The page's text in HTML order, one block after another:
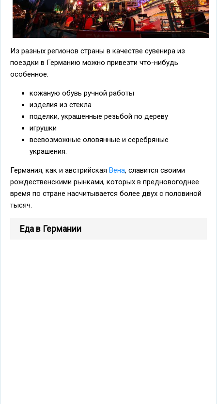
Из разных регионов страны в качестве сувенира из
поездки в Германию можно привезти что-нибудь
особенное:
кожаную обувь ручной работы
изделия из стекла
поделки, украшенные резьбой по дереву
игрушки
всевозможные оловянные и серебряные
украшения.
Германия, как и австрийская Вена, славится своими
рождественскими рынками, которых в предновогоднее
время по стране насчитывается более двух с половиной
тысяч.
Еда в Германии